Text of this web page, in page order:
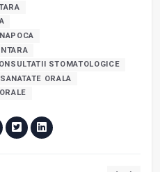
STOMATOLOGICE
SANATATE ORALA